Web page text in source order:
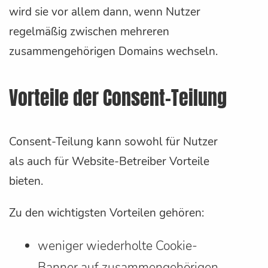
wird sie vor allem dann, wenn Nutzer
regelmäßig zwischen mehreren
zusammengehörigen Domains wechseln.
Vorteile der Consent-Teilung
Consent-Teilung kann sowohl für Nutzer
als auch für Website-Betreiber Vorteile
bieten.
Zu den wichtigsten Vorteilen gehören:
weniger wiederholte Cookie-